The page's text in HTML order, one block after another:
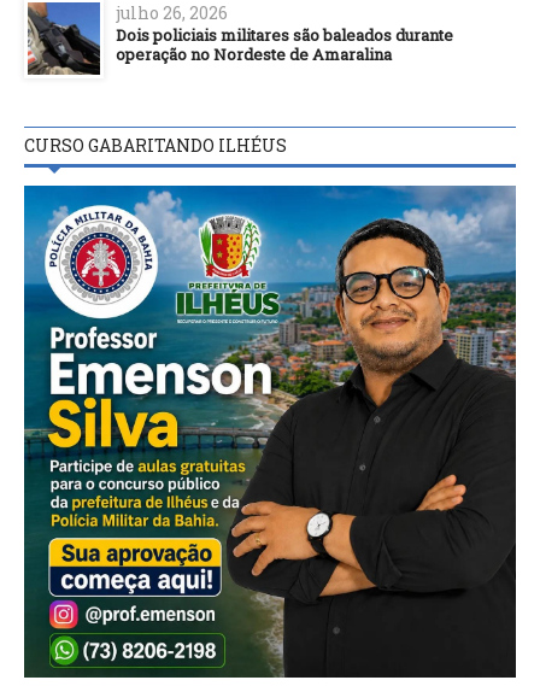
julho 26, 2026
Dois policiais militares são baleados durante
operação no Nordeste de Amaralina
CURSO GABARITANDO ILHÉUS